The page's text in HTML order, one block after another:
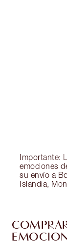
Importante:
emociones
su envío a
Islandia,